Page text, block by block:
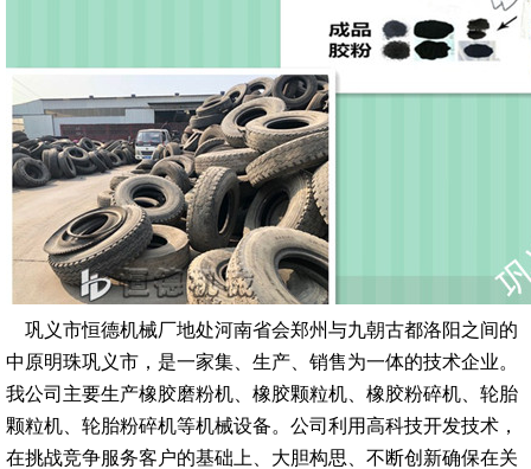
巩义市恒德机械厂地处河南省会郑州与九朝古都洛阳之间的
中原明珠巩义市，是一家集、生产、销售为一体的技术企业。
我公司主要生产橡胶磨粉机、橡胶颗粒机、橡胶粉碎机、轮胎
颗粒机、轮胎粉碎机等机械设备。公司利用高科技开发技术，
在挑战竞争服务客户的基础上、大胆构思、不断创新确保在关